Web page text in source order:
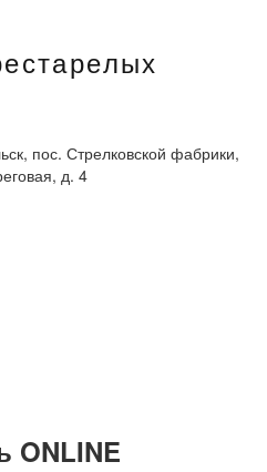
пос. Стрелковской фабрики,
д. 4
ONLINE